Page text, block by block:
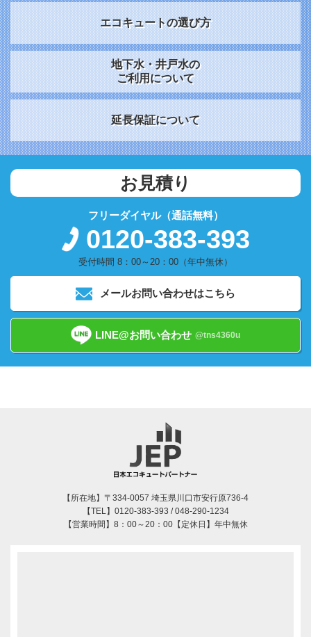
エコキュートの選び方
地下水・井戸水の
ご利用について
延長保証について
お見積り
フリーダイヤル（通話無料）
0120-383-393
受付時間 8：00～20：00（年中無休）
メールお問い合わせはこちら
LINE@お問い合わせ @tns4360u
【所在地】〒334-0057 埼玉県川口市安行原736-4
【TEL】0120-383-393 / 048-290-1234
【営業時間】8：00～20：00【定休日】年中無休